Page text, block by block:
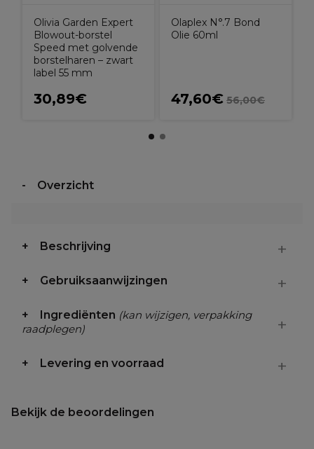
Olivia Garden Expert
Blowout-borstel
Speed met golvende
borstelharen – zwart
label 55 mm
30,89€
Olaplex N°.7 Bond
Olie 60ml
47,60€ 56,00€
Overzicht
Beschrijving
Gebruiksaanwijzingen
Ingrediënten (kan wijzigen, verpakking
raadplegen)
Levering en voorraad
Bekijk de beoordelingen